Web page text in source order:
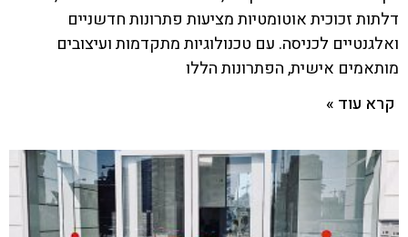
דלתות זכוכית אוטומטיות מציעות פתרונות חדשניים
ואלגנטיים לכניסה. עם טכנולוגיות מתקדמות ועיצובים
מותאמים אישית, הפתרונות הללו
קרא עוד »